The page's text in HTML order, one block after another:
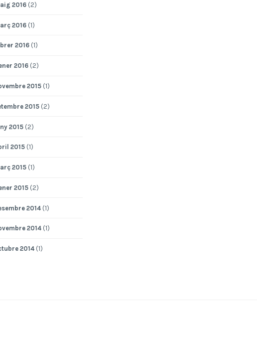
2016(2)
2016(1)
2016(1)
2016(2)
2015(1)
2015(2)
2015(2)
2015(1)
2015(1)
2015(2)
2014(1)
2014(1)
2014(1)